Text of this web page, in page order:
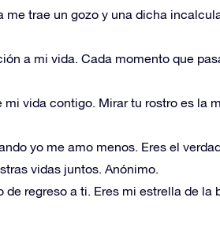
trae un gozo y una dicha
a mi vida. Cada momento que
vida contigo. Mirar tu rostro es la
yo me amo menos. Eres el
vidas juntos. Anónimo.
regreso a ti. Eres mi estrella de la